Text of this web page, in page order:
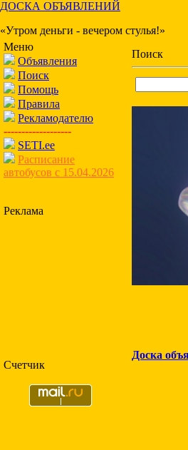
ДОСКА ОБЪЯВЛЕНИЙ
«Утром деньги - вечером стулья!»
Меню
Объявления
Поиск
Помощь
Правила
Рекламодателю
-------------------
SETI.ee
Расписание
автобусов с 15.04.2026
Реклама
Счетчик
Поиск
Доска